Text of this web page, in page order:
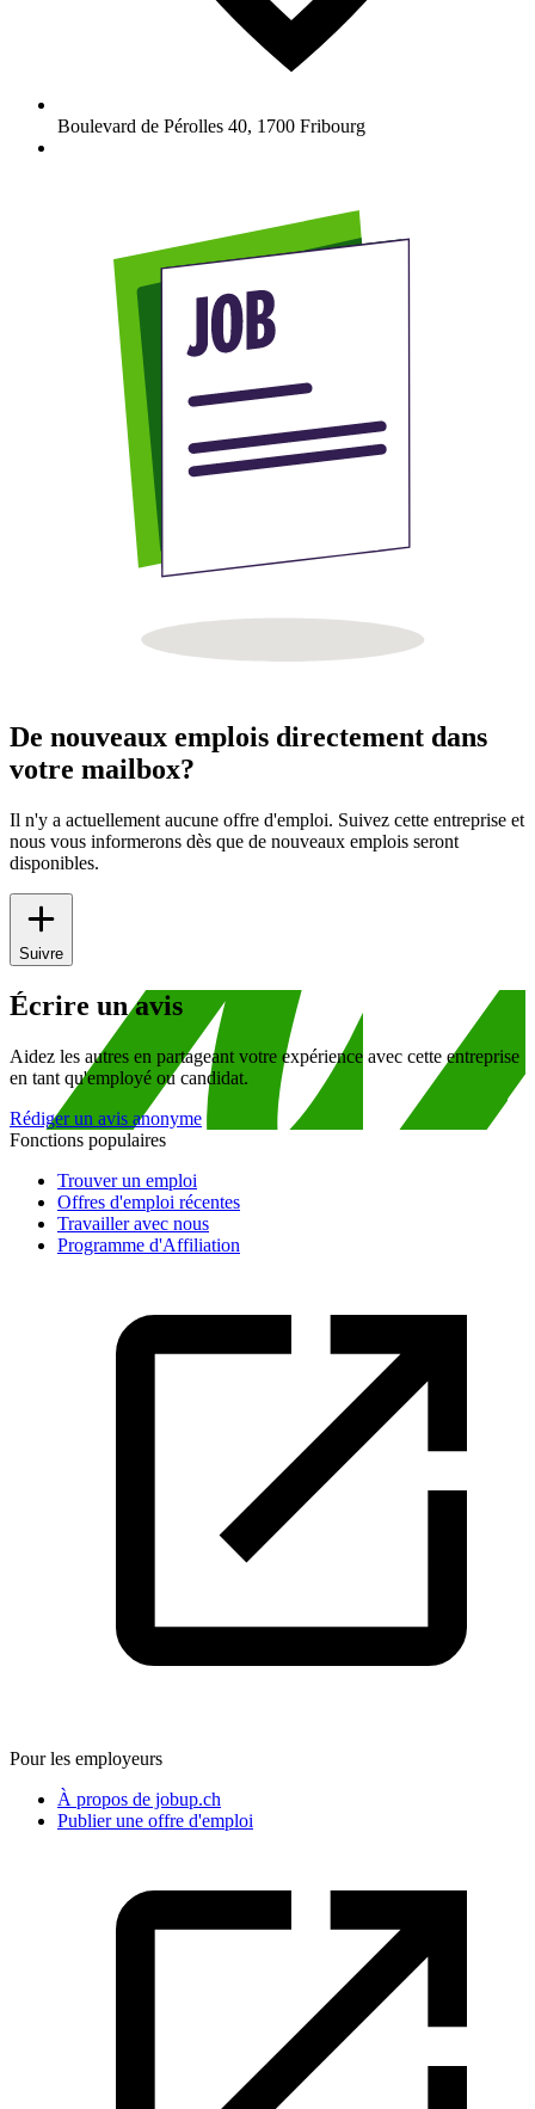
Boulevard de Pérolles 40, 1700 Fribourg
De nouveaux emplois directement dans
votre mailbox?
Il n'y a actuellement aucune offre d'emploi. Suivez cette entreprise et
nous vous informerons dès que de nouveaux emplois seront
disponibles.
Suivre
Écrire un avis
Aidez les autres en partageant votre expérience avec cette entreprise
en tant qu'employé ou candidat.
Rédiger un avis anonyme
Fonctions populaires
Trouver un emploi
Offres d'emploi récentes
Travailler avec nous
Programme d'Affiliation
Pour les employeurs
À propos de jobup.ch
Publier une offre d'emploi